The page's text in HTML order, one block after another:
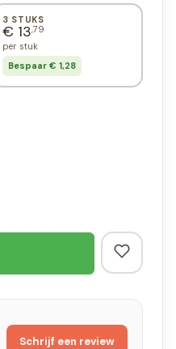
3 STUKS
€ 13,79
per stuk
Bespaar € 1,28
Schrijf een review